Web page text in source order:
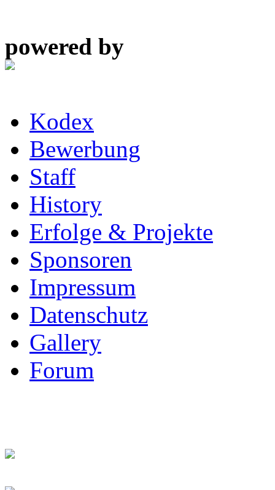
powered by
Kodex
Bewerbung
Staff
History
Erfolge & Projekte
Sponsoren
Impressum
Datenschutz
Gallery
Forum